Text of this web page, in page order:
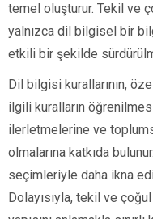
temel oluşturur. Tekil ve
yalnızca dil bilgisel bir
etkili bir şekilde
Dil bilgisi kurallarının,
ilgili kuralların
ilerletmelerine ve
olmalarına katkıda
seçimleriyle daha ikna
Dolayısıyla, tekil ve